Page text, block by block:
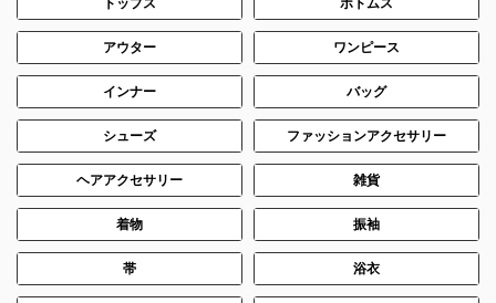
アウター ワンピース
インナー バッグ
シューズ ファッションアクセサリー
ヘアアクセサリー 雑貨
着物 振袖
帯 浴衣